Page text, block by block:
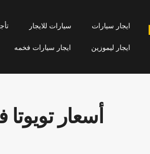
ايجار سيارات سيارات للايجار
ايجار ليموزين ايجار سيارات فخمه
أسعار تويوتا فورتشنر